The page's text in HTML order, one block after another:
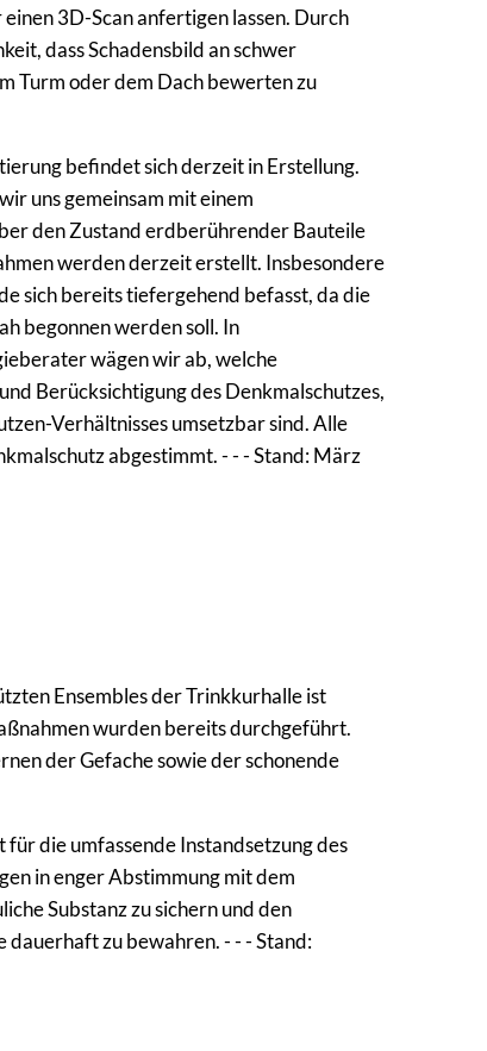
3D-Scan anfertigen lassen. Durch
dass Schadensbild an schwer
Turm oder dem Dach bewerten zu
befindet sich derzeit in Erstellung.
uns gemeinsam mit einem
den Zustand erdberührender Bauteile
werden derzeit erstellt. Insbesondere
sich bereits tiefergehend befasst, da die
begonnen werden soll. In
wägen wir ab, welche
Berücksichtigung des Denkmalschutzes,
Verhältnisses umsetzbar sind. Alle
abgestimmt. - - - Stand: März
Ensembles der Trinkkurhalle ist
wurden bereits durchgeführt.
der Gefache sowie der schonende
die umfassende Instandsetzung des
in enger Abstimmung mit dem
Substanz zu sichern und den
zu bewahren. - - - Stand: